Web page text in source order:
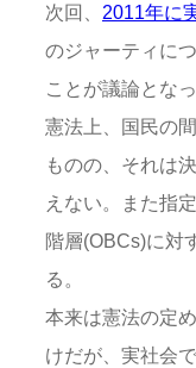
次回、 2011年に
のジャーティに
ことが議論となっ
憲法上、国民の
ものの、それは
えない。また指
階層(OBCs)に対
る。
本来は憲法の定
けだが、実社会